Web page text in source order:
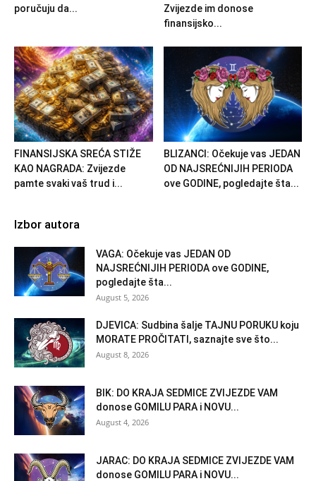
poručuju da...
Zvijezde im donose
finansijsko...
FINANSIJSKA SREĆA STIŽE
KAO NAGRADA: Zvijezde
pamte svaki vaš trud i...
BLIZANCI: Očekuje vas JEDAN
OD NAJSREĆNIJIH PERIODA
ove GODINE, pogledajte šta...
Izbor autora
VAGA: Očekuje vas JEDAN OD
NAJSREĆNIJIH PERIODA ove GODINE,
pogledajte šta...
August 5, 2026
DJEVICA: Sudbina šalje TAJNU PORUKU koju
MORATE PROČITATI, saznajte sve što...
August 8, 2026
BIK: DO KRAJA SEDMICE ZVIJEZDE VAM
donose GOMILU PARA i NOVU...
August 4, 2026
JARAC: DO KRAJA SEDMICE ZVIJEZDE VAM
donose GOMILU PARA i NOVU...